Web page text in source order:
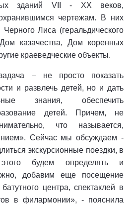
зданий VII - XX веков,
чертежам. В них
Лиса (геральдического
казачества, Дом коренных
краеведческие объекты.
– не просто показать
и развлечь детей, но и дать
знания, обеспечить
детей. Причем, не
что называется,
Сейчас мы обсуждаем -
экскурсионные поездки, в
будем определять и
добавим еще посещение
центра, спектаклей в
в филармонии», - пояснила